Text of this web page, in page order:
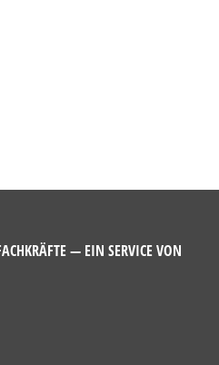
— EIN SERVICE VON